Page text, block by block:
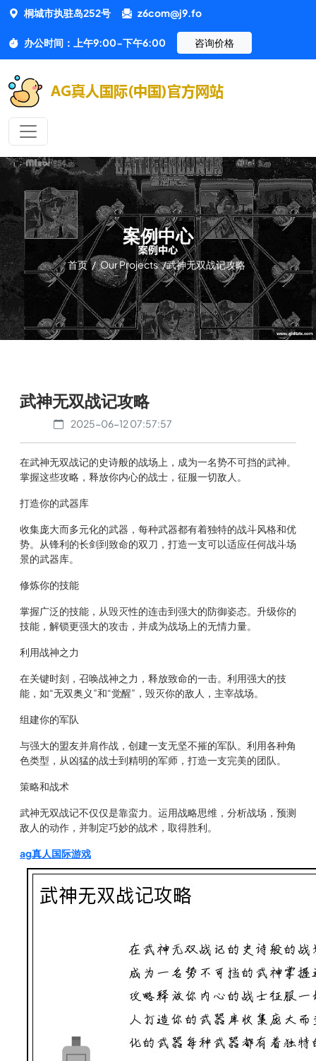
桐城市执驻岛252号 z6com@j9.fo
办公时间：上午9:00-下午6:00 咨询价格
案例中心
首页 / Our Projects /武神无双战记攻略
武神无双战记攻略
2025-06-12 07:57:57
在武神无双战记的史诗般的战场上，成为一名势不可挡的武神。
掌握这些攻略，释放你内心的战士，征服一切敌人。
打造你的武器库
收集庞大而多元化的武器，每种武器都有着独特的战斗风格和优
势。从锋利的长剑到致命的双刀，打造一支可以适应任何战斗场
景的武器库。
修炼你的技能
掌握广泛的技能，从毁灭性的连击到强大的防御姿态。升级你的
技能，解锁更强大的攻击，并成为战场上的无情力量。
利用战神之力
在关键时刻，召唤战神之力，释放致命的一击。利用强大的技
能，如“无双奥义”和“觉醒”，毁灭你的敌人，主宰战场。
组建你的军队
与强大的盟友并肩作战，创建一支无坚不摧的军队。利用各种角
色类型，从凶猛的战士到精明的军师，打造一支完美的团队。
策略和战术
武神无双战记不仅仅是靠蛮力。运用战略思维，分析战场，预测
敌人的动作，并制定巧妙的战术，取得胜利。
ag真人国际游戏